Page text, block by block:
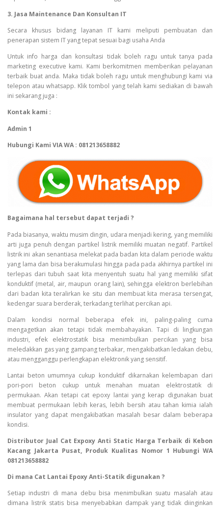
3. Jasa Maintenance Dan Konsultan IT
Secara khusus bidang layanan IT kami meliputi pembuatan dan
penerapan sistem IT yang tepat sesuai bagi usaha Anda
Untuk info harga dan konsultasi tidak boleh ragu untuk tanya pada
marketing executive kami. Kami berkomitmen memberikan pelayanan
terbaik buat anda. Maka tidak boleh ragu untuk menghubungi kami via
telepon atau whatsapp. Klik tombol yang telah kami sediakan di bawah
ini sekarang juga :
Kontak kami :
Admin 1
Hubungi Kami VIA WA : 081213658882
Bagaimana hal tersebut dapat terjadi ?
Pada biasanya, waktu musim dingin, udara menjadi kering, yang memiliki
arti juga penuh dengan partikel listrik memiliki muatan negatif. Partikel
listrik ini akan senantiasa melekat pada badan kita dalam periode waktu
yang lama dan bisa berakumulasi hingga pada pada akhirnya partikel ini
terlepas dari tubuh saat kita menyentuh suatu hal yang memiliki sifat
konduktif (metal, air, maupun orang lain), sehingga elektron berlebihan
dari badan kita teralirkan ke situ dan membuat kita merasa tersengat,
kedengar suara berderak, terkadang terlihat percikan api.
Dalam kondisi normal beberapa efek ini, paling-paling cuma
mengagetkan akan tetapi tidak membahayakan. Tapi di lingkungan
industri, efek elektrostatik bisa menimbulkan percikan yang bisa
meledakkan gas yang gampang terbakar, mengakibatkan ledakan debu,
atau mengganggu perlengkapan elektronik yang sensitif.
Lantai beton umumnya cukup konduktif dikarnakan kelembapan dari
pori-pori beton cukup untuk menahan muatan elektrostatik di
permukaan. Akan tetapi cat epoxy lantai yang kerap digunakan buat
membuat permukaan lebih keras, lebih bersih atau tahan kimia ialah
insulator yang dapat mengakibatkan masalah besar dalam beberapa
kondisi.
Distributor Jual Cat Expoxy Anti Static Harga Terbaik di Kebon
Kacang Jakarta Pusat, Produk Kualitas Nomor 1 Hubungi WA
081213658882
Di mana Cat Lantai Epoxy Anti-Statik digunakan ?
Setiap industri di mana debu bisa menimbulkan suatu masalah atau
dimana listrik statis bisa menyebabkan dampak yang tidak diinginkan